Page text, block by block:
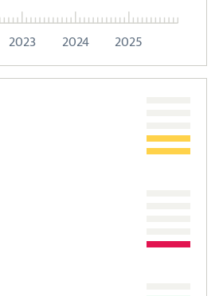
2023 2024 2025